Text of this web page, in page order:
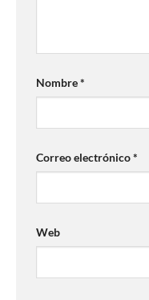
Nombre*
Correo electrónico*
Web